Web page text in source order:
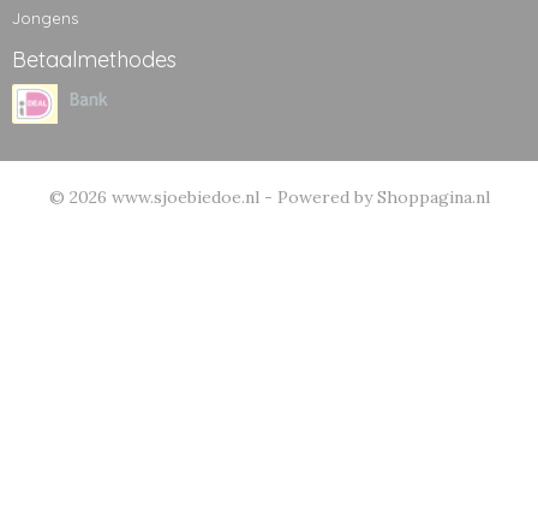
Jongens
Betaalmethodes
© 2026 www.sjoebiedoe.nl - Powered by Shoppagina.nl